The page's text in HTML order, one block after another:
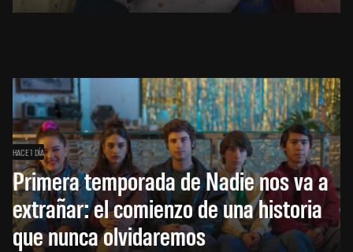
HACE 1 DÍA
Primera temporada de Nadie nos va a
extrañar: el comienzo de una historia
que nunca olvidaremos